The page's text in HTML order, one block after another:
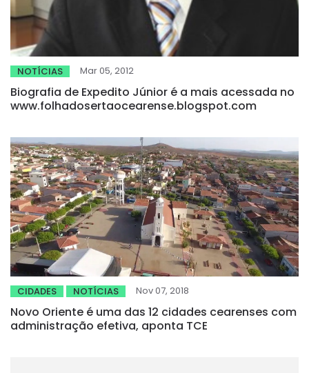
NOTÍCIAS Mar 05, 2012
Biografia de Expedito Júnior é a mais acessada no
www.folhadosertaocearense.blogspot.com
CIDADES NOTÍCIAS Nov 07, 2018
Novo Oriente é uma das 12 cidades cearenses com
administração efetiva, aponta TCE